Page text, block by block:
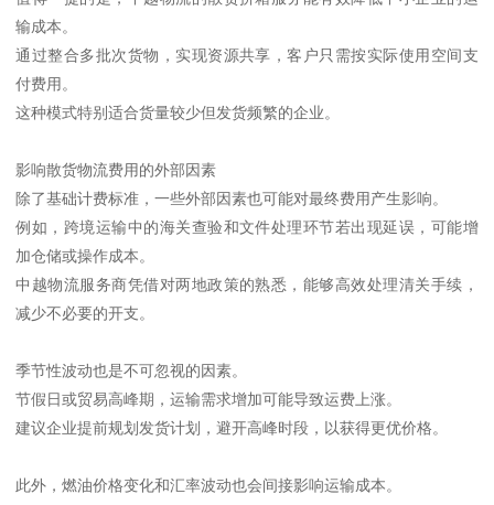
输成本。
通过整合多批次货物，实现资源共享，客户只需按实际使用空间支
付费用。
这种模式特别适合货量较少但发货频繁的企业。
影响散货物流费用的外部因素
除了基础计费标准，一些外部因素也可能对最终费用产生影响。
例如，跨境运输中的海关查验和文件处理环节若出现延误，可能增
加仓储或操作成本。
中越物流服务商凭借对两地政策的熟悉，能够高效处理清关手续，
减少不必要的开支。
季节性波动也是不可忽视的因素。
节假日或贸易高峰期，运输需求增加可能导致运费上涨。
建议企业提前规划发货计划，避开高峰时段，以获得更优价格。
此外，燃油价格变化和汇率波动也会间接影响运输成本。